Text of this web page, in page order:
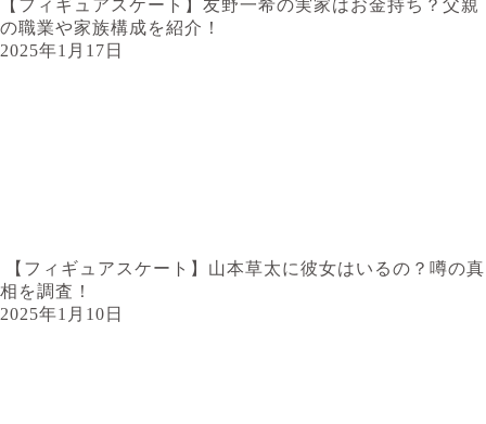
【フィギュアスケート】友野一希の実家はお金持ち？父親
の職業や家族構成を紹介！
2025年1月17日
【フィギュアスケート】山本草太に彼女はいるの？噂の真
相を調査！
2025年1月10日